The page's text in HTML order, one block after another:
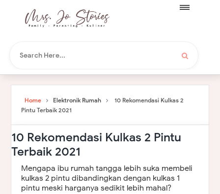
Home Elektronik Rumah
10 Rekomendasi Kulkas 2
Pintu Terbaik 2021
10 Rekomendasi Kulkas 2 Pintu
Terbaik 2021
Mengapa ibu rumah tangga lebih suka membeli
kulkas 2 pintu dibandingkan dengan kulkas 1
pintu meski harganya sedikit lebih mahal?